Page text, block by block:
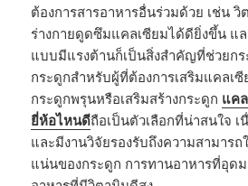
ต้องการสารอาหารอื่นร่วมด้วย เช่น
ร่างกายดูดซึมแคลเซียมได้ดียิ่งขึ้น แ
แบบมีแรงต้านก็เป็นสิ่งสำคัญที่ช่วยก
กระดูกสำหรับผู้ที่ต้องการเสริมแคลเ
กระดูกพรุนหรือเสริมสร้างกระดูก แค
ยี่ห้อไหนดีถือเป็นตัวเลือกที่น่าสนใจ
และมีงานวิจัยรองรับถึงความสามาร
แน่นของกระดูก การทานอาหารที่อุด